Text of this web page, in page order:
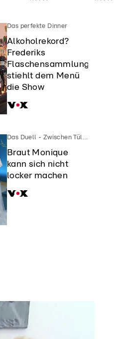
Das perfekte Dinner
Alkoholrekord?
Frederiks
Flaschensammlung
stiehlt dem Menü
die Show
Braut Monique
kann sich nicht
locker machen